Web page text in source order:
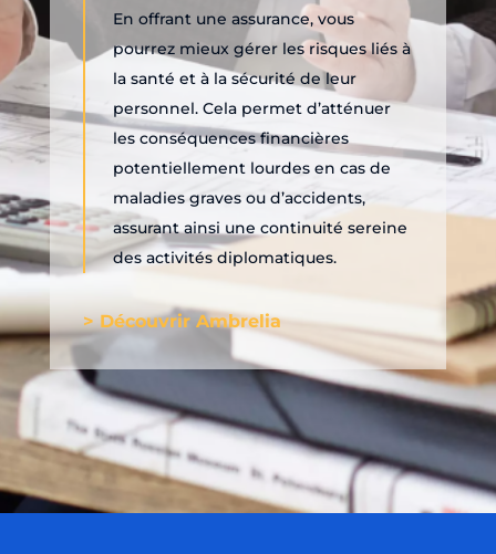
En offrant une assurance, vous
pourrez mieux gérer les risques liés à
la santé et à la sécurité de leur
personnel. Cela permet d’atténuer
les conséquences financières
potentiellement lourdes en cas de
maladies graves ou d’accidents,
assurant ainsi une continuité sereine
des activités diplomatiques.
> Découvrir Ambrelia